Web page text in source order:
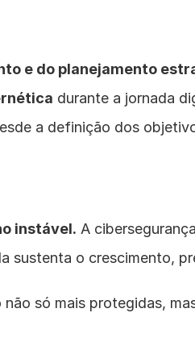
e do planejamento
durante a jornada
a definição dos
instável. A
sustenta o crescimento,
só mais protegidas,